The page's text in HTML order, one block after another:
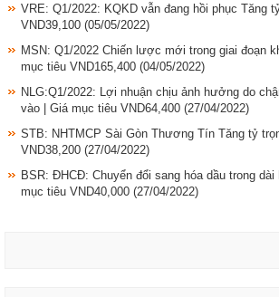
VRE: Q1/2022: KQKD vẫn đang hồi phục Tăng
VND39,100 (05/05/2022)
MSN: Q1/2022 Chiến lược mới trong giai đoạn
mục tiêu VND165,400 (04/05/2022)
NLG:Q1/2022: Lợi nhuận chịu ảnh hưởng do
vào | Giá mục tiêu VND64,400 (27/04/2022)
STB: NHTMCP Sài Gòn Thương Tín Tăng tỷ
VND38,200 (27/04/2022)
BSR: ĐHCĐ: Chuyển đổi sang hóa dầu trong dài
mục tiêu VND40,000 (27/04/2022)